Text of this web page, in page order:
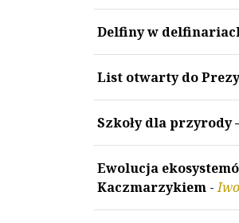
Delfiny w
List otwarty do
Szkoły dla przyrody
Ewolucja
Kaczmarzykiem -